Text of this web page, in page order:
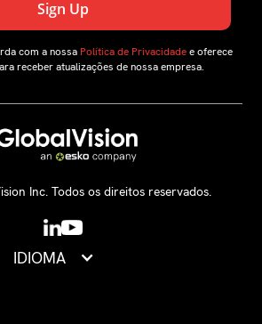
com a nossa Política de Privacidadee oferece
receber atualizações de nossa empresa.
Inc. Todos os direitos reservados.
IDIOMA